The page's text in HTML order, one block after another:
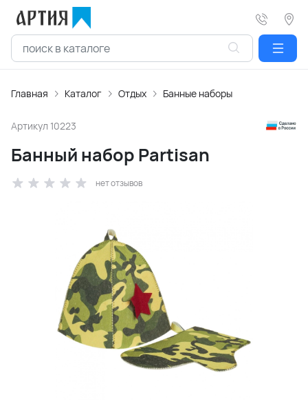
Главная Каталог Отдых Банные наборы
Артикул 10223
Банный набор Partisan
нет отзывов